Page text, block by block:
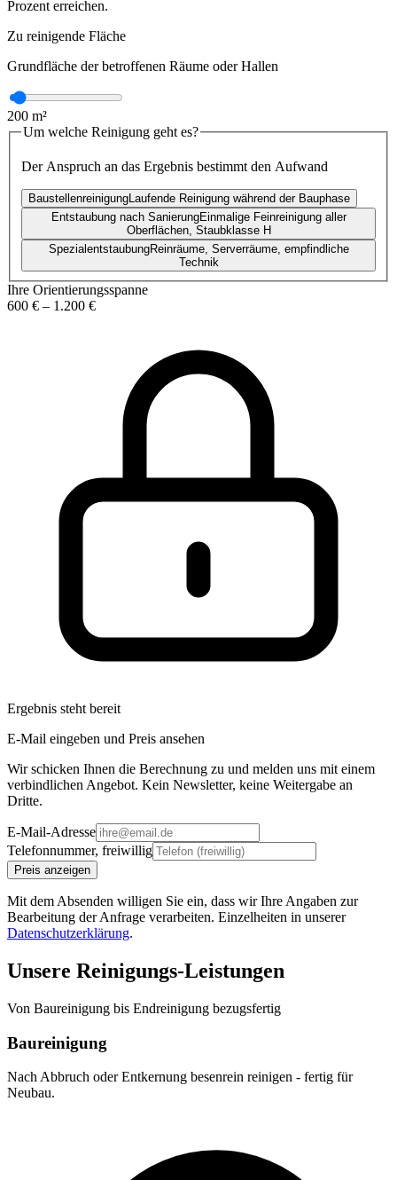
Prozent erreichen.
Zu reinigende Fläche
Grundfläche der betroffenen Räume oder Hallen
200 m²
Um welche Reinigung geht es?
Der Anspruch an das Ergebnis bestimmt den Aufwand
BaustellenreinigungLaufende Reinigung während der Bauphase
Entstaubung nach SanierungEinmalige Feinreinigung aller
Oberflächen, Staubklasse H
SpezialentstaubungReinräume, Serverräume, empfindliche
Technik
Ihre Orientierungsspanne
600 € – 1.200 €
Ergebnis steht bereit
E-Mail eingeben und Preis ansehen
Wir schicken Ihnen die Berechnung zu und melden uns mit einem
verbindlichen Angebot. Kein Newsletter, keine Weitergabe an
Dritte.
E-Mail-Adresse
Telefonnummer, freiwillig
Preis anzeigen
Mit dem Absenden willigen Sie ein, dass wir Ihre Angaben zur
Bearbeitung der Anfrage verarbeiten. Einzelheiten in unserer
Datenschutzerklärung.
Unsere Reinigungs-Leistungen
Von Baureinigung bis Endreinigung bezugsfertig
Baureinigung
Nach Abbruch oder Entkernung besenrein reinigen - fertig für
Neubau.